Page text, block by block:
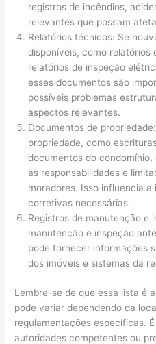
registros de incêndios,
relevantes que possam
Relatórios técnicos: Se
disponíveis, como relatórios
relatórios de inspeção
esses documentos são
possíveis problemas
aspectos relevantes.
Documentos de
propriedade, como
documentos do
as responsabilidades e
moradores. Isso influencia
corretivas necessárias.
Registros de manutenção e
manutenção e inspeção
pode fornecer informações
dos imóveis e sistemas da
Lembre-se de que essa lista é
pode variar dependendo da
regulamentações específicas.
autoridades competentes ou